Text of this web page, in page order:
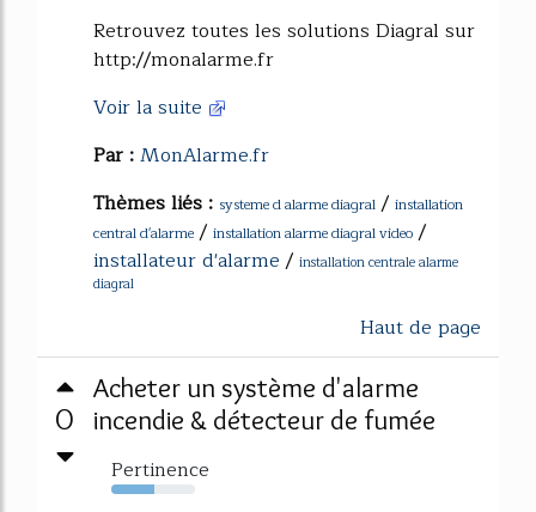
Retrouvez toutes les solutions Diagral sur
http://monalarme.fr
Voir la suite
Par :MonAlarme.fr
Thèmes liés : systeme d alarme diagral / installation
central d'alarme / installation alarme diagral video /
installateur d'alarme/ installation centrale alarme
diagral
Haut de page
0
Acheter un système d'alarme
incendie & détecteur de fumée
Pertinence
51%